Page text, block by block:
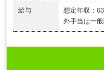
給与
想定年収：
外手当は一般